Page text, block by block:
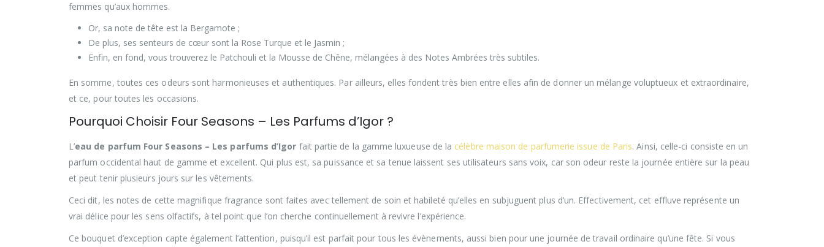
femmes qu’aux hommes.
Or, sa note de tête est la Bergamote ;
De plus, ses senteurs de cœur sont la Rose Turque et le Jasmin ;
Enfin, en fond, vous trouverez le Patchouli et la Mousse de Chêne, mélangées à des Notes Ambrées très subtiles.
En somme, toutes ces odeurs sont harmonieuses et authentiques. Par ailleurs, elles fondent très bien entre elles afin de donner un mélange voluptueux et extraordinaire,
et ce, pour toutes les occasions.
Pourquoi Choisir Four Seasons – Les Parfums d’Igor ?
L’eau de parfum Four Seasons – Les parfums d’Igor fait partie de la gamme luxueuse de la célèbre maison de parfumerie issue de Paris. Ainsi, celle-ci consiste en un
parfum occidental haut de gamme et excellent. Qui plus est, sa puissance et sa tenue laissent ses utilisateurs sans voix, car son odeur reste la journée entière sur la peau
et peut tenir plusieurs jours sur les vêtements.
Ceci dit, les notes de cette magnifique fragrance sont faites avec tellement de soin et habileté qu’elles en subjuguent plus d’un. Effectivement, cet effluve représente un
vrai délice pour les sens olfactifs, à tel point que l’on cherche continuellement à revivre l’expérience.
Ce bouquet d’exception capte également l’attention, puisqu’il est parfait pour tous les évènements, aussi bien pour une journée de travail ordinaire qu’une fête. Si vous